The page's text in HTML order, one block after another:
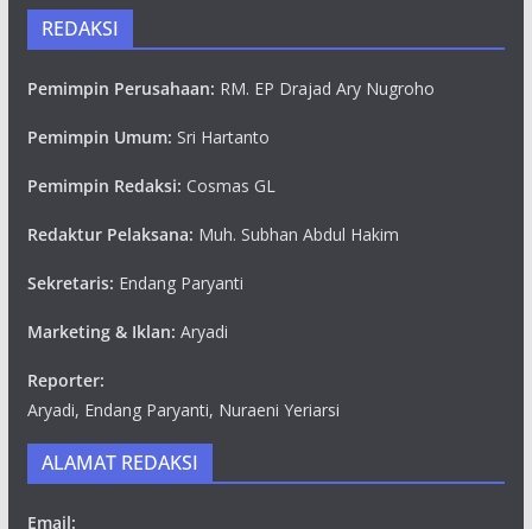
REDAKSI
Pemimpin Perusahaan: RM. EP Drajad Ary Nugroho
Pemimpin Umum: Sri Hartanto
Pemimpin Redaksi: Cosmas GL
Redaktur Pelaksana: Muh. Subhan Abdul Hakim
Sekretaris: Endang Paryanti
Marketing & Iklan: Aryadi
Reporter:
Aryadi, Endang Paryanti, Nuraeni Yeriarsi
ALAMAT REDAKSI
Email: